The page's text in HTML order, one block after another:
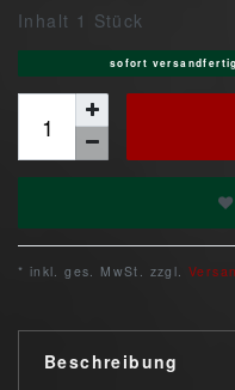
Inhalt 1 Stück
sofort
* inkl. ges. MwSt. zzgl.
Beschreibung